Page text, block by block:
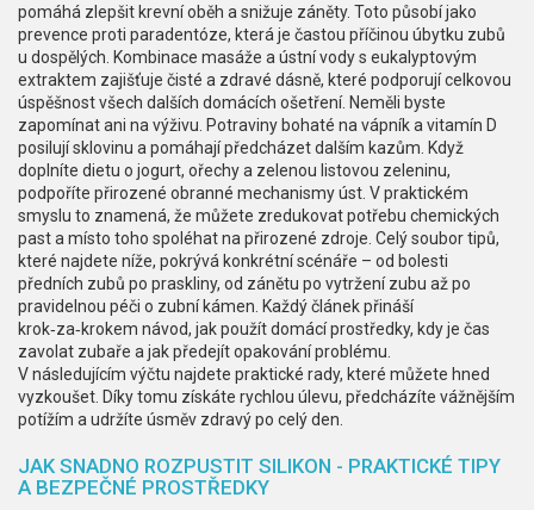
pomáhá zlepšit krevní oběh a snižuje záněty. Toto působí jako
prevence proti paradentóze, která je častou příčinou úbytku zubů
u dospělých. Kombinace masáže a ústní vody s eukalyptovým
extraktem zajišťuje čisté a zdravé dásně, které podporují celkovou
úspěšnost všech dalších domácích ošetření. Neměli byste
zapomínat ani na výživu. Potraviny bohaté na vápník a vitamín D
posilují sklovinu a pomáhají předcházet dalším kazům. Když
doplníte dietu o jogurt, ořechy a zelenou listovou zeleninu,
podpoříte přirozené obranné mechanismy úst. V praktickém
smyslu to znamená, že můžete zredukovat potřebu chemických
past a místo toho spoléhat na přirozené zdroje. Celý soubor tipů,
které najdete níže, pokrývá konkrétní scénáře – od bolesti
předních zubů po praskliny, od zánětu po vytržení zubu až po
pravidelnou péči o zubní kámen. Každý článek přináší
krok‑za‑krokem návod, jak použít domácí prostředky, kdy je čas
zavolat zubaře a jak předejít opakování problému.
V následujícím výčtu najdete praktické rady, které můžete hned
vyzkoušet. Díky tomu získáte rychlou úlevu, předcházíte vážnějším
potížím a udržíte úsměv zdravý po celý den.
JAK SNADNO ROZPUSTIT SILIKON - PRAKTICKÉ TIPY
A BEZPEČNÉ PROSTŘEDKY